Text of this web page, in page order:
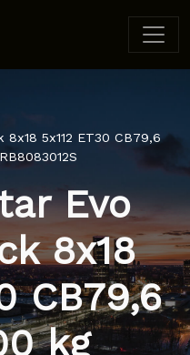
5x112 ET30 CB79,6
Evo
8x18
CB79,6
kg